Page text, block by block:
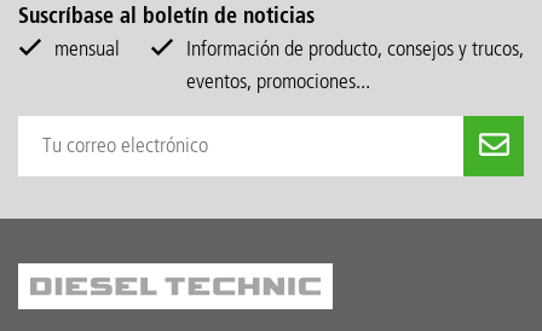
Suscríbase al boletín de noticias
mensual
Información de producto, consejos y trucos,
eventos, promociones...